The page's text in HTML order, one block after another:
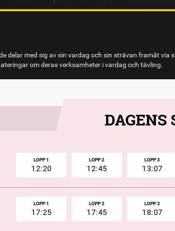
med sig av sin vardag och sin strävan framåt via
om deras verksamheter i vardag och tävling.
DAGENS
LOPP 1
12:20
LOPP 2
12:45
LOPP 3
13:07
LOPP 1
17:25
LOPP 2
17:45
LOPP 3
18:07